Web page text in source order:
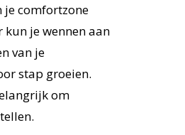
comfortzone
kun je wennen aan
van je
stap groeien.
om